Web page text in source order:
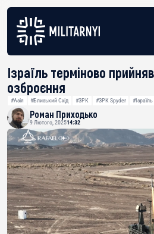
Ізраїль терміново
озброєння
#Азія #Близький Схід #ЗРК #ЗРК Spyder #Ізраїль
Роман Приходько
9 Лютого, 202514:32